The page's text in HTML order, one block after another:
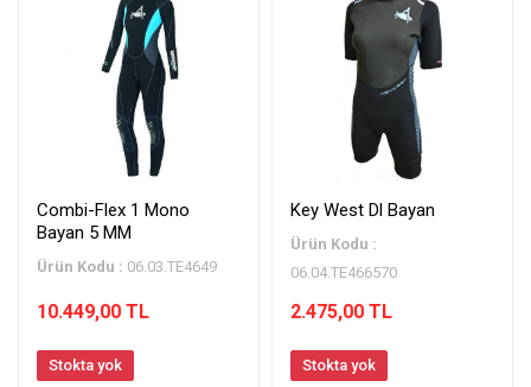
Combi-Flex 1 Mono
Bayan 5 MM
Ürün Kodu : 06.03.TE4649
10.449,00 TL
Stokta yok
Key West Dl Bayan
Ürün Kodu :
06.04.TE466570
2.475,00 TL
Stokta yok